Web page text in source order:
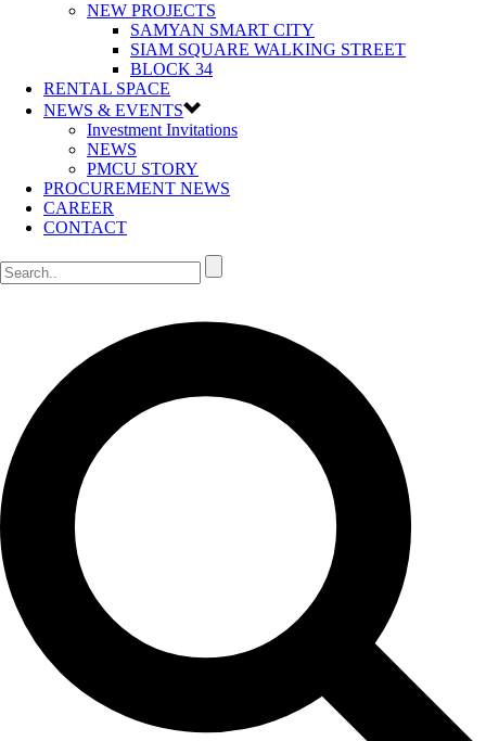
NEW PROJECTS
SAMYAN SMART CITY
SIAM SQUARE WALKING STREET
BLOCK 34
RENTAL SPACE
NEWS & EVENTS
Investment Invitations
NEWS
PMCU STORY
PROCUREMENT NEWS
CAREER
CONTACT